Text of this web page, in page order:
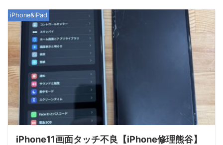
iPhone&iPad
iPhone11画面タッチ不良【iPhone修理熊谷】